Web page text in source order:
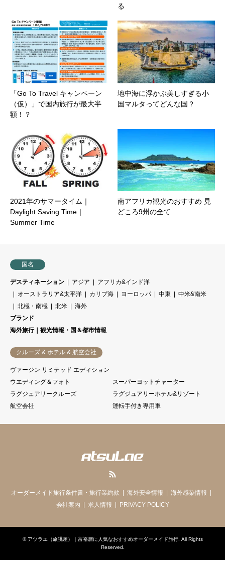
る
「Go To Travel キャンペーン
（仮）」で国内旅行が最大半
額！？
地中海に浮かぶ美しすぎる小
国マルタってどんな国？
2021年のサマータイム｜
Daylight Saving Time｜
Summer Time
南アフリカ観光のおすすめ 見
どころ9州の全て
国名
デスティネーション アジア
アフリカ&インド洋
オーストラリア&太平洋
カリブ海 ヨーロッパ 中東
中米&南米
北極・南極
北米
海外
ブランド
海外旅行｜観光情報・国＆都市情報
クルーズ & ホテル & 航空会社
ヴァージン リミテッド エディション
ウエディング＆フォト
スーパーヨットチャーター
ラグジュアリークルーズ
ラグジュアリーホテル&リゾート
航空会社
運転手付き専用車
オーダーメイド旅行条件書・旅行業約款 海外安全情報
海外感染情報
会社案内
求人情報 PRIVACY POLICY
© アツラエ（旅誂屋）｜富裕層に人気なおすすめオーダーメイド旅行. All Rights
Reserved.